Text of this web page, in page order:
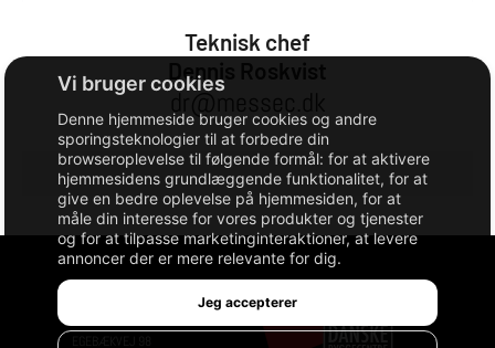
Denne hjemmeside bruger cookies og andre
sporingsteknologier til at forbedre din
browseroplevelse til følgende formål:for at aktivere
hjemmesidens grundlæggende funktionalitet,for at
give en bedre oplevelse på hjemmesiden,for at
måle din interesse for vores produkter og tjenester
og for at tilpasse marketinginteraktioner,at levere
annoncer der er mere relevante for dig.
Jeg accepterer
Teknisk chef
Dennis Roskvist
dr@messec.dk
BYGGERI-MESSEN